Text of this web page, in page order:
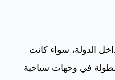
الدولة، سواء كانت
في وجهات سياحية